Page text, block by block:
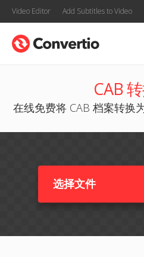
Video Editor Add Subtitles to Video
CAB
在线免费将 CAB 档案转换
选择文件